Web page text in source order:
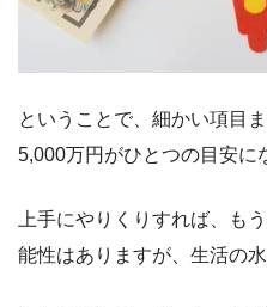
ということで、細かい項目
5,000万円がひとつの目安に
上手にやりくりすれば、も
能性はありますが、生活の